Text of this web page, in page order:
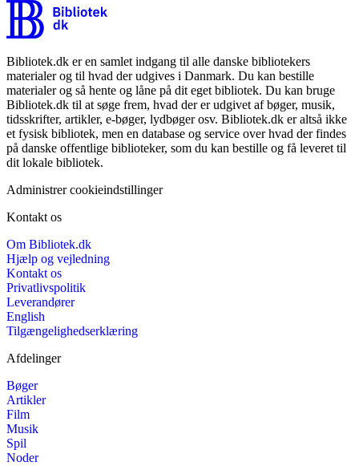
Bibliotek.dk er en samlet indgang til alle danske bibliotekers
materialer og til hvad der udgives i Danmark. Du kan bestille
materialer og så hente og låne på dit eget bibliotek. Du kan bruge
Bibliotek.dk til at søge frem, hvad der er udgivet af bøger, musik,
tidsskrifter, artikler, e-bøger, lydbøger osv. Bibliotek.dk er altså ikke
et fysisk bibliotek, men en database og service over hvad der findes
på danske offentlige biblioteker, som du kan bestille og få leveret til
dit lokale bibliotek.
Administrer cookieindstillinger
Kontakt os
Om Bibliotek.dk
Hjælp og vejledning
Kontakt os
Privatlivspolitik
Leverandører
English
Tilgængelighedserklæring
Afdelinger
Bøger
Artikler
Film
Musik
Spil
Noder